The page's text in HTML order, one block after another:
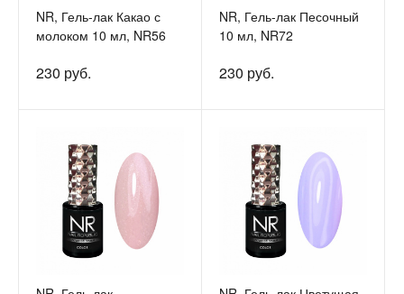
NR, Гель-лак Какао с
молоком 10 мл, NR56
230 руб.
NR, Гель-лак Песочный
10 мл, NR72
230 руб.